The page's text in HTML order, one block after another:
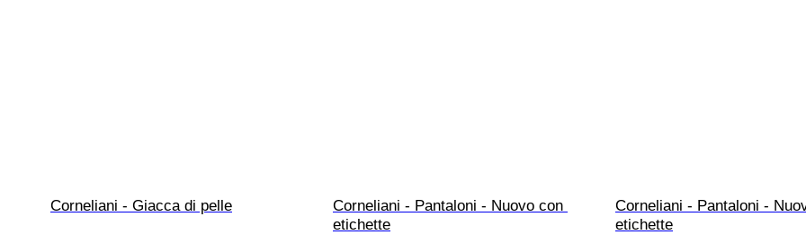
Corneliani - Giacca di pelle
Corneliani - Pantaloni - Nuovo con
etichette
Corneliani - Pantaloni -
etichette